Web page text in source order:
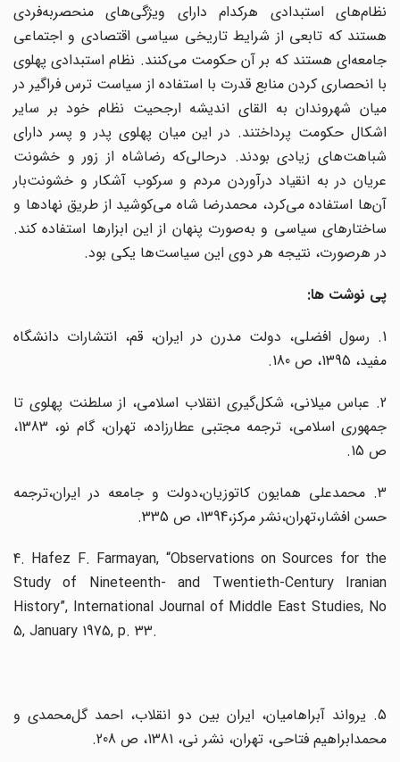
نظام‌های استبدادی هرکدام دارای ویژگی‌های منحصربه‌فردی
هستند که تابعی از شرایط تاریخی سیاسی اقتصادی و اجتماعی
جامعه‌ای هستند که بر آن حکومت می‌کنند. نظام استبدادی پهلوی
با انحصاری کردن منابع قدرت با استفاده از سیاست ترس فراگیر در
میان شهروندان به القای اندیشه ارجحیت نظام خود بر سایر
اشکال حکومت پرداختند. در این میان پهلوی پدر و پسر دارای
شباهت‌های زیادی بودند. درحالی‌که رضاشاه از زور و خشونت
عریان در به انقیاد درآوردن مردم و سرکوب آشکار و خشونت‌بار
آن‌ها استفاده می‌کرد،‌ محمدرضا شاه می‌کوشید از طریق نهادها و
ساختارهای سیاسی و به‌صورت پنهان از این ابزارها استفاده کند.
در هرصورت،‌ نتیجه هر دوی این سیاست‌ها یکی بود.
پی نوشت ها:
1. رسول افضلی، دولت مدرن در ایران، قم، انتشارات دانشگاه
مفید، 1395، ص 180.
2. عباس میلانی، شکل‌گیری انقلاب اسلامی، از سلطنت پهلوی تا
جمهوری اسلامی، ترجمه مجتبی عطارزاده، تهران، گام نو، 1383،
ص 15.
3. محمدعلی همایون کاتوزیان،دولت و جامعه در ایران،ترجمه
حسن افشار،تهران،نشر مرکز،1394، ص 335.
4. Hafez F. Farmayan, “Observations on Sources for the
Study of Nineteenth- and Twentieth-Century Iranian
History”, International Journal of Middle East Studies, No
5, January 1975, p. 33.
5. یرواند آبراهامیان، ایران بین دو انقلاب، احمد گل‌محمدی و
محمدابراهیم فتاحی، تهران، نشر نی، 1381، ص 208.